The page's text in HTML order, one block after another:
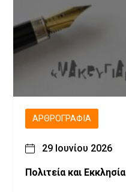
ΑΡΘΡΟΓΡΑΦΊΑ
29 Ιουνίου 2026
Πολιτεία και Εκκλησία